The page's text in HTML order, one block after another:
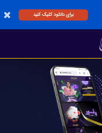
برای دانلود کلیک کنید